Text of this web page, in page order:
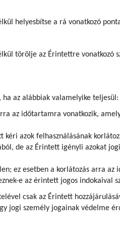
helyesbítse a rá vonatkozó
törölje az Érintettre vonatkozó
ha az alábbiak valamelyike teljesül:
az időtartamra vonatkozik,
azok felhasználásának
de az Érintett igényli azokat
ez esetben a korlátozás arra
e az érintett jogos indokaival
csak az Érintett
jogi személy jogainak védelme